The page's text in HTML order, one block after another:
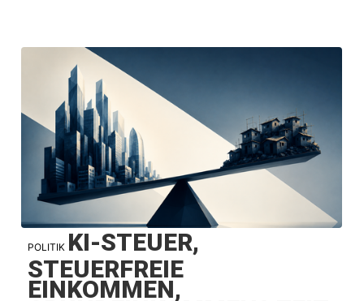
POLITIK KI-STEUER,
STEUERFREIE
EINKOMMEN,